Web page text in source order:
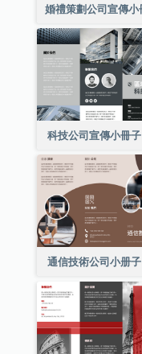
科技公司宣傳小冊子
通信技術公司小册子